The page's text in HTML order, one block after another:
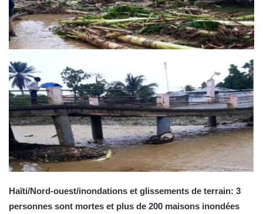
Haïti/Nord-ouest/inondations et glissements de terrain: 3
personnes sont mortes et plus de 200 maisons inondées